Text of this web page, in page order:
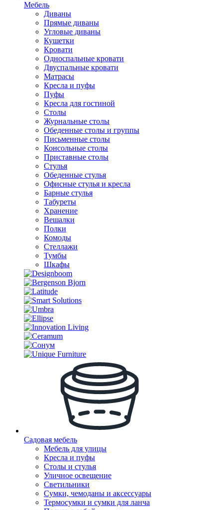
Мебель
Диваны
Прямые диваны
Угловые диваны
Кушетки
Кровати
Односпальные кровати
Двуспальные кровати
Матрасы
Кресла и пуфы
Пуфы
Кресла для гостиной
Столы
Журнальные столы
Обеденные столы и группы
Письменные столы
Консольные столы
Приставные столы
Стулья
Обеденные стулья
Офисные стулья и кресла
Барные стулья
Табуреты
Хранение
Вешалки
Полки
Комоды
Стеллажи
Тумбы
Шкафы
Садовая мебель
Мебель для улицы
Кресла и пуфы
Столы и стулья
Уличное освещение
Светильники
Сумки, чемоданы и аксессуары
Термосумки и сумки для ланча